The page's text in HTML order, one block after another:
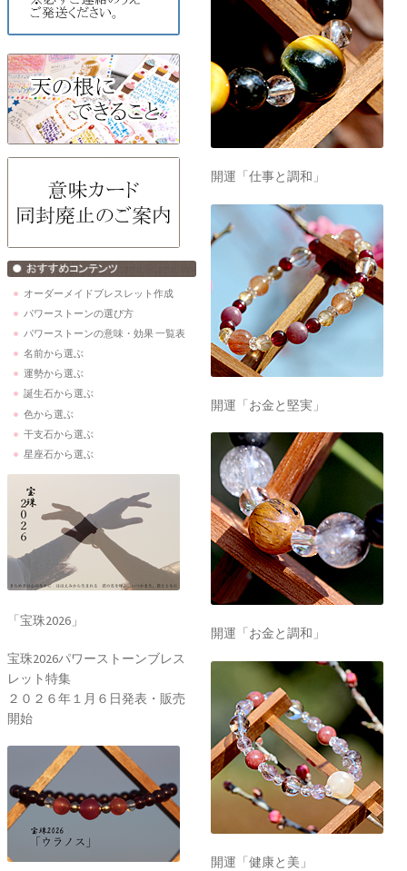
オーダーメイドブレスレット作成
パワーストーンの選び方
パワーストーンの意味・効果 一覧表
名前から選ぶ
運勢から選ぶ
誕生石から選ぶ
色から選ぶ
干支石から選ぶ
星座石から選ぶ
「宝珠2026」
宝珠2026パワーストーンブレス
レット特集
２０２６年１月６日発表・販売
開始
開運「仕事と調和」
開運「お金と堅実」
開運「お金と調和」
開運「健康と美」